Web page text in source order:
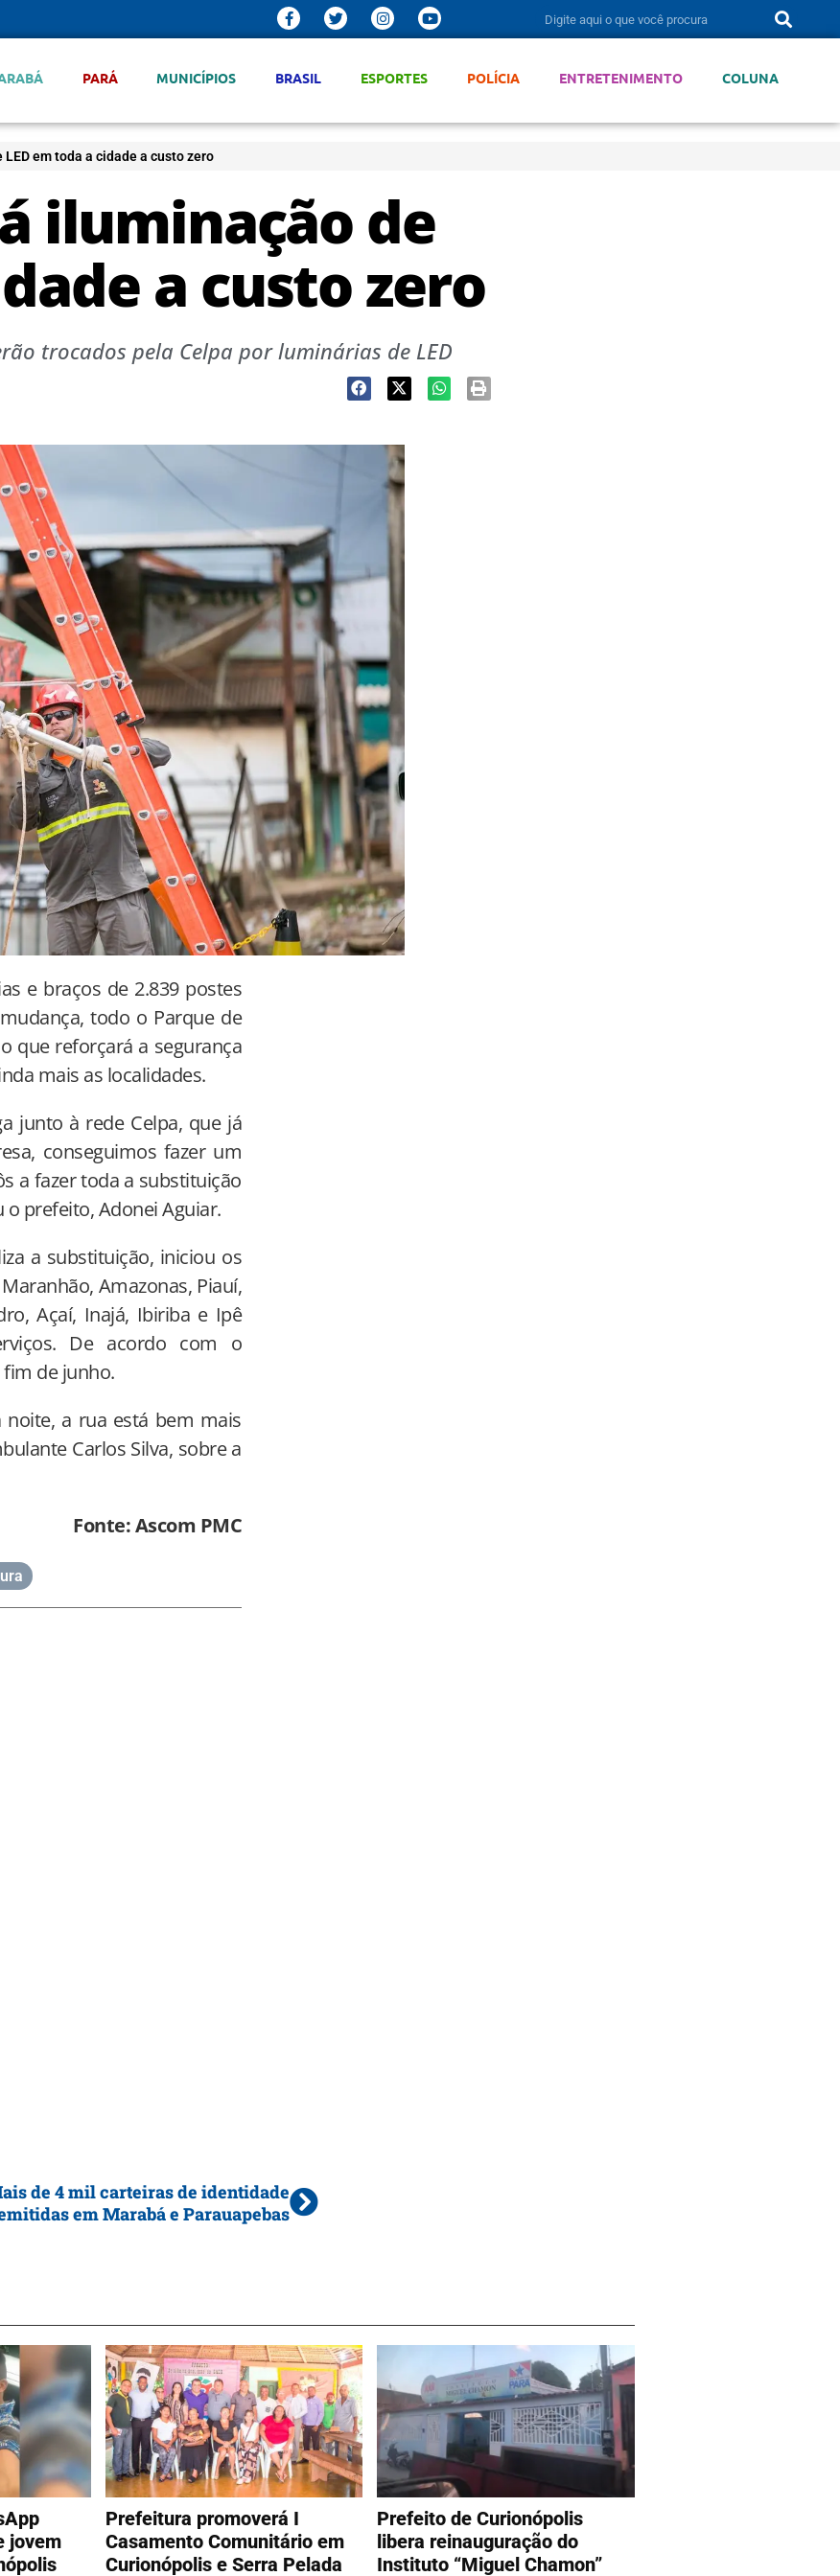
PARÁ MUNICÍPIOS BRASIL ESPORTES POLÍCIA ENTRETENIMENTO COLUNA
em toda a cidade a custo zero
iluminação de
a custo zero
trocados pela Celpa por luminárias de LED
e braços de 2.839 postes
todo o Parque de
que reforçará a segurança
mais as localidades.
junto à rede Celpa, que já
conseguimos fazer um
a fazer toda a substituição
o prefeito, Adonei Aguiar.
a substituição, iniciou os
Amazonas, Piauí,
Açaí, Inajá, Ibiriba e Ipê
De acordo com o
de junho.
noite, a rua está bem mais
Carlos Silva, sobre a
Fonte: Ascom PMC
de 4 mil carteiras de identidade
em Marabá e Parauapebas
jovem
Prefeitura promoverá I
Casamento Comunitário em
Curionópolis e Serra Pelada
Prefeito de Curionópolis
libera reinauguração do
Instituto “Miguel Chamon”